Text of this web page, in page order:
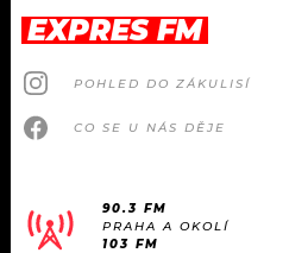
HUDBA
ROZHOVORY
KALENDÁŘ
RÁDIO
PROGRAM
EXPRES FM
POHLED DO ZÁKULISÍ
CO SE U NÁS DĚJE
90.3 FM
PRAHA A OKOLÍ
103 FM